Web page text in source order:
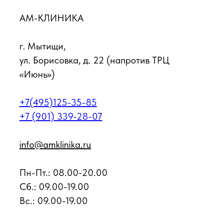
АМ-КЛИНИКА
г. Мытищи,
ул. Борисовка, д. 22 (напротив ТРЦ
«Июнь»)
+7(495)125-35-85
+7 (901) 339-28-07
info@amklinika.ru
Пн-Пт.: 08.00-20.00
Cб.: 09.00-19.00
Вс.: 09.00-19.00